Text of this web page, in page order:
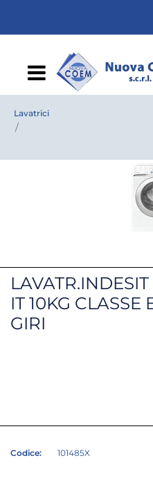
Open
Lavatrici
IT 10KG CLASSE
GIRI
Codice: 101485X